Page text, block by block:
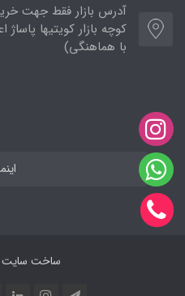
آدرس بازار فقط جهت
با هماهنگی)
ساخت